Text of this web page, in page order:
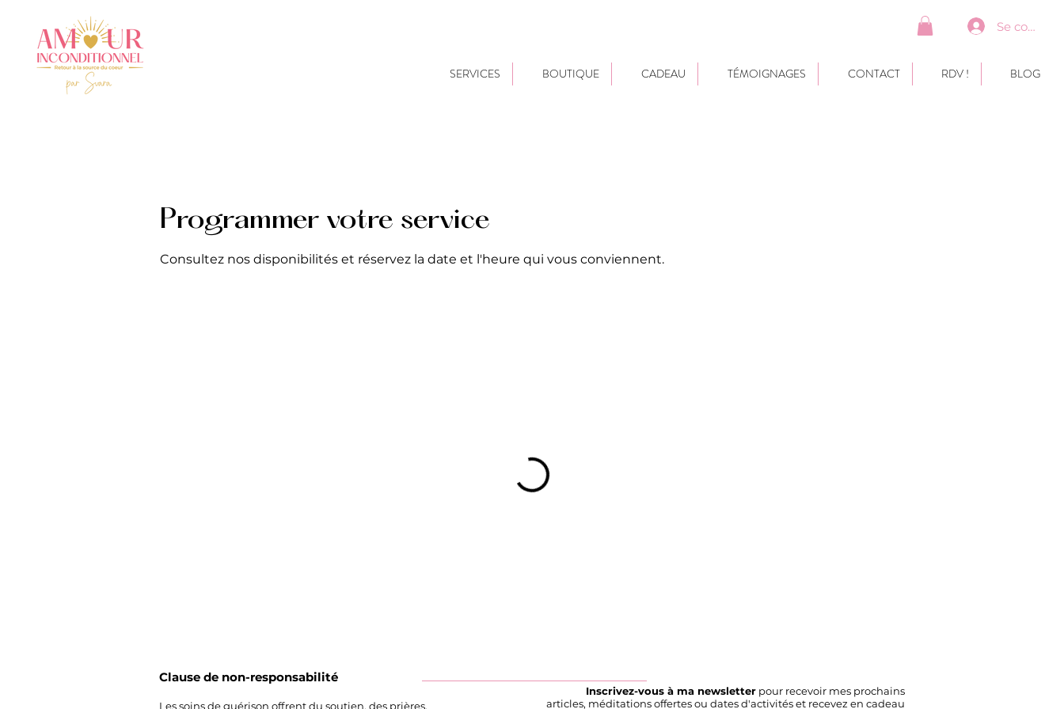
Se
SERVICES BOUTIQUE CADEAU TÉMOIGNAGES CONTACT RDV ! BLOG
Programmer votre service
Consultez nos disponibilités et réservez la date et l'heure qui vous conviennent.
Clause de non-responsabilité
Les soins de guérison offrent du soutien, des prières,
Inscrivez-vous à ma newsletter pour recevoir mes prochains
articles, méditations offertes ou dates d'activités et recevez en cadeau